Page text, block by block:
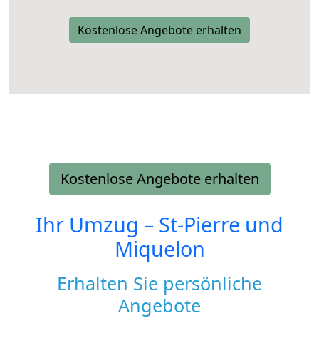
Kostenlose Angebote erhalten
Kostenlose Angebote erhalten
Ihr Umzug – St-Pierre und
Miquelon
Erhalten Sie persönliche
Angebote